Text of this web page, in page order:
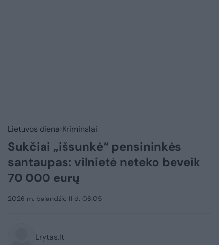
Lietuvos diena Kriminalai
Sukčiai „išsunkė“ pensininkės
santaupas: vilnietė neteko beveik
70 000 eurų
2026 m. balandžio 11 d. 06:05
Lrytas.lt